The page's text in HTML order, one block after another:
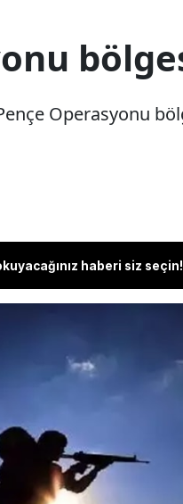
Operasyonu
haberi siz
Savunma Bakanlığı
tespit edilen 3
getirildiğini duyurdu.